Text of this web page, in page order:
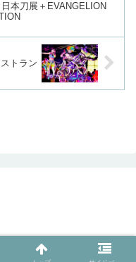
本刀展＋EVANGELION
トラン
情報満載.